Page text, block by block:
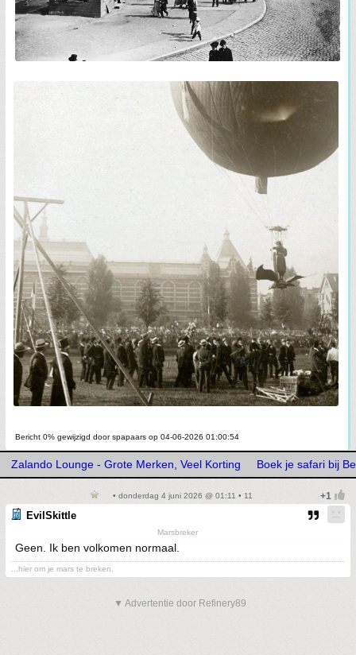
Bericht 0% gewijzigd door spapaars op 04-06-2026 01:00:54
Zalando Lounge - Grote Merken, Veel Korting Boek je safari bij
• donderdag 4 juni 2026 @ 01:11 • 11
EvilSkittle
Marsbreker
Geen. Ik ben volkomen normaal.
...hier om je mars te breken.
▼ Advertentie door Refinery89